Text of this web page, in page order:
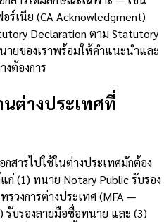
เนีย (CA Acknowledgment)
Declaration ตาม Statutory
ยของเราพร้อมให้คำแนะนำและ
ต้องการ
ต่างประเทศที่
สารไปใช้ในต่างประเทศมักต้อง
ก่ (1) ทนาย Notary Public รับรอง
รวงการต่างประเทศ (MFA —
รับรองลายมือชื่อทนาย และ (3)